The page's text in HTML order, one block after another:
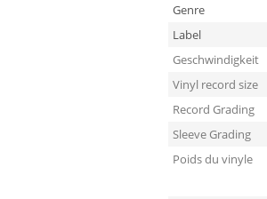
Genre
Label
Geschwindigkeit
Vinyl record size
Record Grading
Sleeve Grading
Poids du vinyle